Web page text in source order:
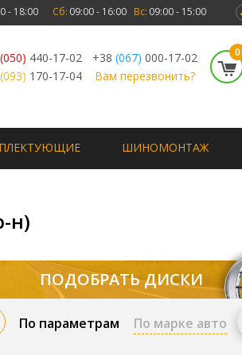
- 18:00 Сб: 09:00 - 16:00 Вс: 09:00 - 15:00
(050) 440-17-02 +38 (067) 000-17-02
(093) 170-17-04 Вам перезвонить?
0
ШИНОМОНТАЖ
н)
ПОДОБРАТЬ ДИСКИ
По параметрам По марке авто